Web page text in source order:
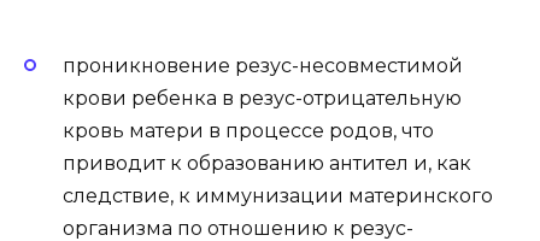
проникновение резус-несовместимой
крови ребенка в резус-отрицательную
кровь матери в процессе родов, что
приводит к образованию антител и, как
следствие, к иммунизации материнского
организма по отношению к резус-